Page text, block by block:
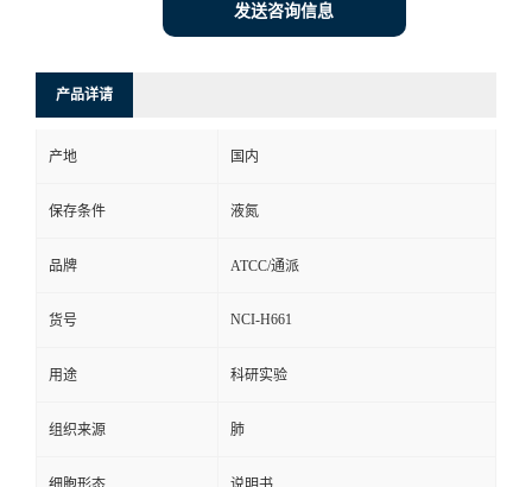
发送咨询信息
产品详请
产地 国内
保存条件 液氮
品牌 ATCC/通派
货号 NCI-H661
用途 科研实验
组织来源 肺